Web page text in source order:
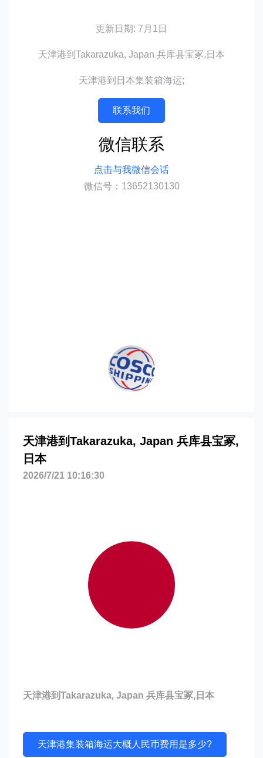
更新日期: 7月1日
天津港到Takarazuka, Japan 兵库县宝冢,日本
天津港到日本集装箱海运;
联系我们
微信联系
点击与我微信会话
微信号：13652130130
天津港到Takarazuka, Japan 兵库县宝冢,
日本
2026/7/21 10:16:30
天津港到Takarazuka, Japan 兵库县宝冢,日本
天津港集装箱海运大概人民币费用是多少?